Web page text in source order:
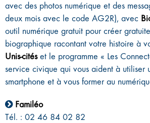
avec des photos numérique et des
deux mois avec le code AG2R), avec
outil numérique gratuit pour créer
biographique racontant votre histoire à
Unis-citéset le programme « Les
service civique qui vous aident à utiliser
smartphone et à vous former au
Familéo
Tél. : 02 46 84 02 82